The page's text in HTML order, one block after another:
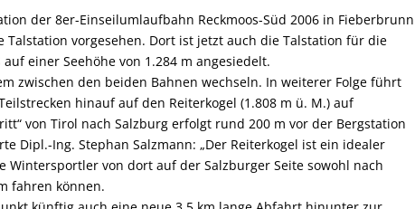
der 8er-Einseilumlaufbahn Reckmoos-Süd 2006 in Fieberbrunn
vorgesehen. Dort ist jetzt auch die Talstation für die
einer Seehöhe von 1.284 m angesiedelt.
zwischen den beiden Bahnen wechseln. In weiterer Folge führt
hinauf auf den Reiterkogel (1.808 m ü. M.) auf
von Tirol nach Salzburg erfolgt rund 200 m vor der Bergstation
Dipl.-Ing. Stephan Salzmann: „Der Reiterkogel ist ein idealer
Wintersportler von dort auf der Salzburger Seite sowohl nach
fahren können.